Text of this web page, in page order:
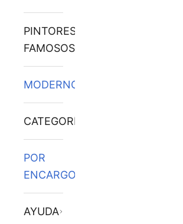
PINTORES
FAMOSOS
MODERNOS
CATEGORÍAS
POR
ENCARGO
AYUDA